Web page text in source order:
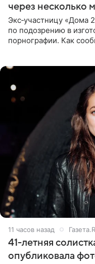
через несколько
Экс‑участницу «Дома
по подозрению в
порнографии. Как
11 часов назад
41-летняя
опубликовала